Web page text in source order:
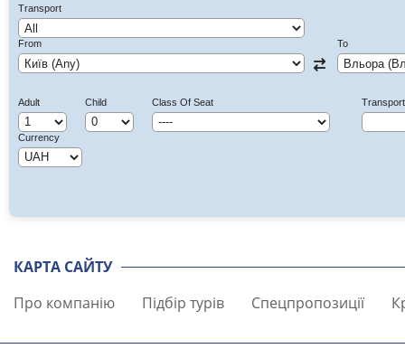
Transport
From To
Adult Child Class Of Seat
Currency
КАРТА САЙТУ
Про компанію
Підбір турів Спецпропозиції